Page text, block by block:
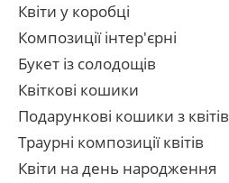
Квіти у коробці
Композиції інтер'єрні
Букет із солодощів
Квіткові кошики
Подарункові кошики з квітів
Траурні композиції квітів
Квіти на день народження